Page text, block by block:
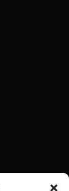
SUBSCRIBE